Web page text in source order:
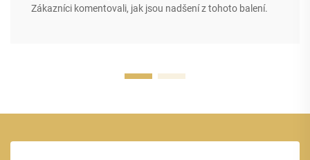
Zákazníci komentovali, jak jsou nadšení z tohoto balení.